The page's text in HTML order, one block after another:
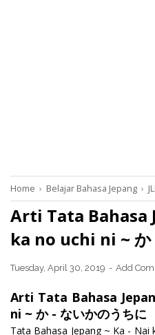
Home › Belajar Bahasa Jepang ›
Arti Tata Bahasa
ka no uchi ni ~ か
Tuesday, April 30, 2019 Add
Arti Tata Bahasa
ni ~ か - ないかのうちに
Tata Bahasa Jepang ~ Ka -